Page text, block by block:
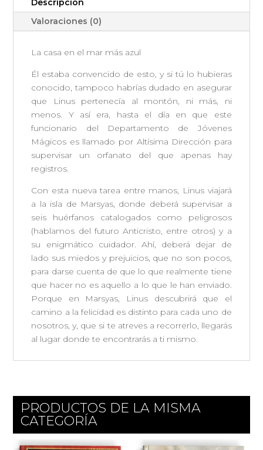
azul
Descripción
Valoraciones (0)
La casa en el mar más azul
Él estaba convencido de esto, y si tú lo hubieras
conocido, tampoco habrías dudado en asegurar
que Linus pertenecía al montón, ni más, ni
menos. Y así era, hasta el día en que este
funcionario del Departamento de Jóvenes
Mágicos es llamado por Altísima Dirección para
supervisar un orfanato del que apenas hay
registros.
Con esta nueva tarea entre manos, Linus viajará
a la isla de Marsyas, donde deberá supervisar a
seis huérfanos catalogados como peligrosos
(hablamos del futuro Anticristo, entre otros) y a
su enigmático cuidador. Ahí, deberá dejar de
lado sus miedos y prejuicios, que no son pocos,
para darse cuenta de que lo que realmente tiene
que hacer no es aquello a lo que le han enviado.
Porque en Marsyas, Linus descubrirá que el
camino a la felicidad es distinto para cada uno de
nosotros, y, que si te atreves a recorrerlo, llegarás
al lugar donde te encontrarás a ti mismo.
PRODUCTOS DE LA MISMA
CATEGORÍA